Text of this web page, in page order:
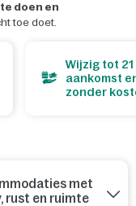
doen en
toe doet.
Wijzig tot
aankomst
zonder
met
rust en ruimte